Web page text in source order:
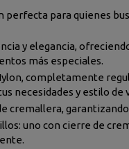
perfecta para quienes
y elegancia,
más especiales.
completamente
necesidades y estilo de
cremallera,
uno con cierre de